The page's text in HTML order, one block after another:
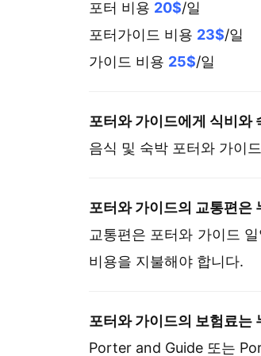
포터 비용 20$/일
포터가이드 비용 23$/일
가이드 비용 25$/일
포터와 가이드에게 식비와
음식 및 숙박 포터와 가이
포터와 가이드의 교통편은
교통편은 포터와 가이드
비용을 지불해야 합니다.
포터와 가이드의 보험료는
Porter and Guide 또는